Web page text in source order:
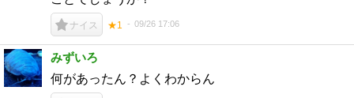
ナイス ★1 09/26 17:06
みずいろ
何があったん？よくわからん